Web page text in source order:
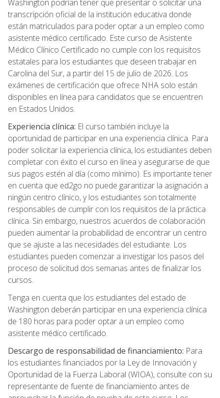
Washington podrían tener que presentar o solicitar una
transcripción oficial de la institución educativa donde
están matriculados para poder optar a un empleo como
asistente médico certificado. Este curso de Asistente
Médico Clínico Certificado no cumple con los requisitos
estatales para los estudiantes que deseen trabajar en
Carolina del Sur, a partir del 15 de julio de 2026. Los
exámenes de certificación que ofrece NHA solo están
disponibles en línea para candidatos que se encuentren
en Estados Unidos.
Experiencia clínica: El curso también incluye la
oportunidad de participar en una experiencia clínica. Para
poder solicitar la experiencia clínica, los estudiantes deben
completar con éxito el curso en línea y asegurarse de que
sus pagos estén al día (como mínimo). Es importante tener
en cuenta que ed2go no puede garantizar la asignación a
ningún centro clínico, y los estudiantes son totalmente
responsables de cumplir con los requisitos de la práctica
clínica. Sin embargo, nuestros acuerdos de colaboración
pueden aumentar la probabilidad de encontrar un centro
que se ajuste a las necesidades del estudiante. Los
estudiantes pueden comenzar a investigar los pasos del
proceso de solicitud dos semanas antes de finalizar los
cursos.
Tenga en cuenta que los estudiantes del estado de
Washington deberán participar en una experiencia clínica
de 180 horas para poder optar a un empleo como
asistente médico certificado.
Descargo de responsabilidad de financiamiento: Para
los estudiantes financiados por la Ley de Innovación y
Oportunidad de la Fuerza Laboral (WIOA), consulte con su
representante de fuente de financiamiento antes de